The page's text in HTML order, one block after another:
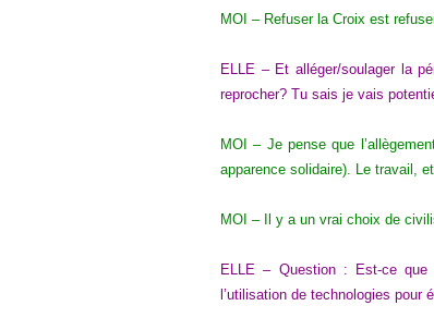
MOI – Refuser la Croix est
ELLE – Et alléger/soulager la
reprocher? Tu sais je vais
MOI – Je pense que
apparence solidaire). Le travail,
MOI – Il y a un vrai choix de
ELLE – Question : Est-ce que
l’utilisation de technologies